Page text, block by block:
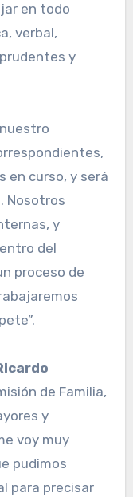
en todo
verbal,
y
en curso, y será
Nosotros
y
del
proceso de
de Familia,
y
voy muy
pudimos
para precisar